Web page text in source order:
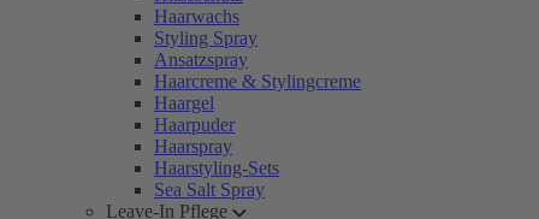
Haarwachs
Styling Spray
Ansatzspray
Haarcreme & Stylingcreme
Haargel
Haarpuder
Haarspray
Haarstyling-Sets
Sea Salt Spray
Leave-In Pflege